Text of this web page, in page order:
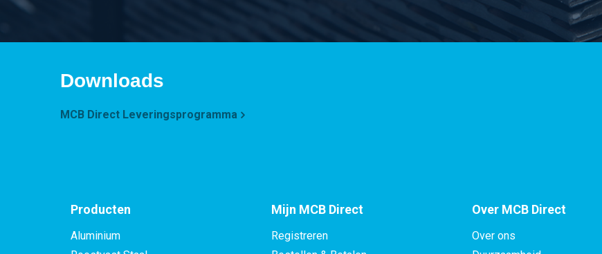
Downloads
MCB Direct Leveringsprogramma
Producten
Aluminium
Mijn MCB Direct
Registreren
Over MCB Direct
Over ons